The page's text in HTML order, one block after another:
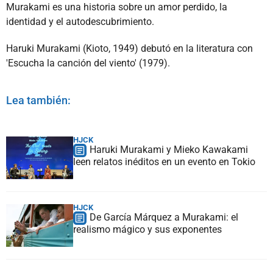
Murakami es una historia sobre un amor perdido, la
identidad y el autodescubrimiento.
Haruki Murakami (Kioto, 1949) debutó en la literatura con
'Escucha la canción del viento' (1979).
Lea también:
HJCK
Haruki Murakami y Mieko Kawakami
leen relatos inéditos en un evento en Tokio
HJCK
De García Márquez a Murakami: el
realismo mágico y sus exponentes